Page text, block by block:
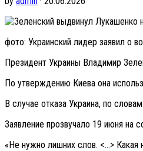
фото: Украинский лидер заявил о
Президент Украины Владимир
По утверждению Киева она
В случае отказа Украина, по
Заявление прозвучало 19 июня на
«Не нужно лишних слов. <…> Какая